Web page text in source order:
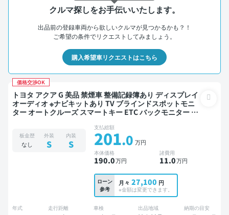
クルマ探しをお手伝いいたします。
出品前の登録車両から欲しいクルマが見つかるかも？！
ご希望の条件でリクエストしてみましょう。
購入希望車リクエストはこちら
価格交渉OK
トヨタ アクア G 美品 禁煙車 整備記録簿あり ディスプレイ
オーディオ ※ナビキットあり TV ブラインドスポットモニ
ター オートクルーズ スマートキー ETC バックモニター 全
板金歴
なし
外装
S
内装
S
支払総額
201.0 万円
本体価格
190.0万円
諸費用
11.0万円
ローン
参考
月々 27,100 円
※金額は変更できます。
年式 走行距離 車検 出品地域 納期の目安